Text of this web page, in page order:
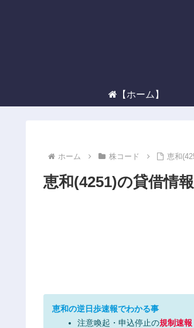
【ホーム】
ホーム 株コード 恵和
恵和(4251)の貸借情
恵和の逆日歩速報でわかる事
注意喚起・申込停止の規制速報